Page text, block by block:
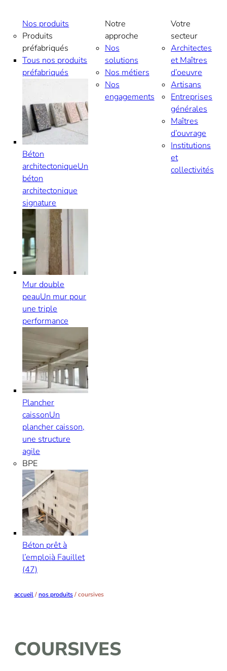
Nos produits
Produits
préfabriqués
Tous nos produits
préfabriqués
Béton
architectoniqueUn
béton
architectonique
signature
Mur double
peauUn mur pour
une triple
performance
Plancher
caissonUn
plancher caisson,
une structure
agile
BPE
Béton prêt à
l’emploià Fauillet
(47)
Notre
approche
Nos
solutions
Nos métiers
Nos
engagements
Votre
secteur
Architectes
et Maîtres
d’oeuvre
Artisans
Entreprises
générales
Maîtres
d’ouvrage
Institutions
et
collectivités
accueil/nos produits/coursives
COURSIVES